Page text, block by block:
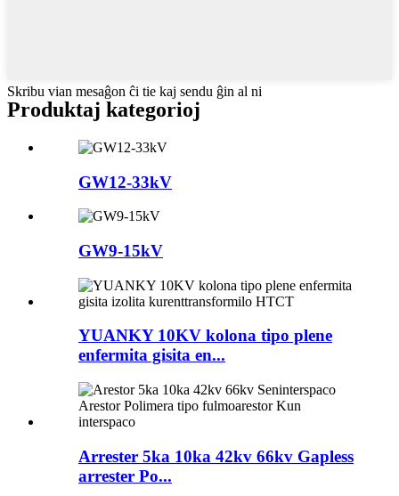
Skribu vian mesaĝon ĉi tie kaj sendu ĝin al ni
Produktaj kategorioj
GW12-33kV
GW9-15kV
YUANKY 10KV kolona tipo plene
enfermita gisita en...
Arrester 5ka 10ka 42kv 66kv Gapless
arrester Po...